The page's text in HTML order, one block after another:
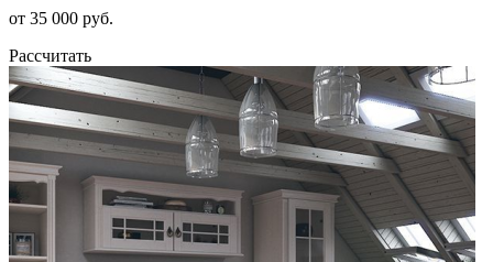
от 35 000 руб.
Рассчитать